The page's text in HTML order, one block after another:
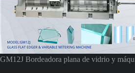
GM12J Bordeadora plana de vidrio y